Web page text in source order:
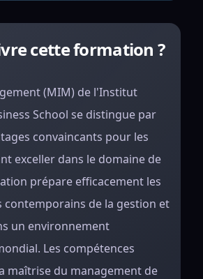
cette formation ?
(MIM) de l'Institut
School se distingue par
convaincants pour les
exceller dans le domaine de
prépare efficacement les
contemporains de la gestion et
un environnement
Les compétences
maîtrise du management de